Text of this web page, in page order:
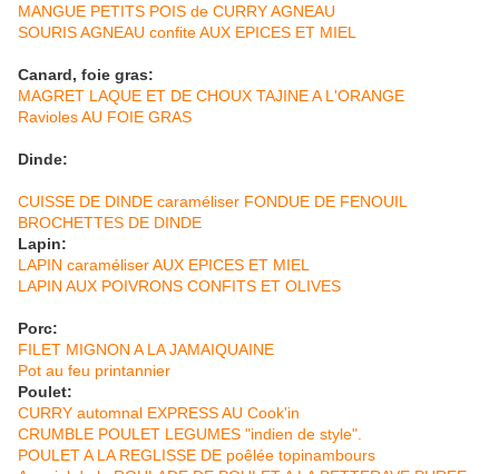
MANGUE PETITS POIS de CURRY AGNEAU
SOURIS AGNEAU confite AUX EPICES ET MIEL
Canard, foie gras:
MAGRET LAQUE ET DE CHOUX TAJINE A L'ORANGE
Ravioles AU FOIE GRAS
Dinde:
CUISSE DE DINDE caraméliser FONDUE DE FENOUIL
BROCHETTES DE DINDE
Lapin:
LAPIN caraméliser AUX EPICES ET MIEL
LAPIN AUX POIVRONS CONFITS ET OLIVES
Porc:
FILET MIGNON A LA JAMAIQUAINE
Pot au feu printannier
Poulet:
CURRY automnal EXPRESS AU Cook'in
CRUMBLE POULET LEGUMES "indien de style".
POULET A LA REGLISSE DE poêlée topinambours